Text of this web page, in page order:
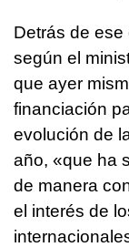
Detrás de ese
según el
que ayer
financiación
evolución de
año, «que ha
de manera
el interés de